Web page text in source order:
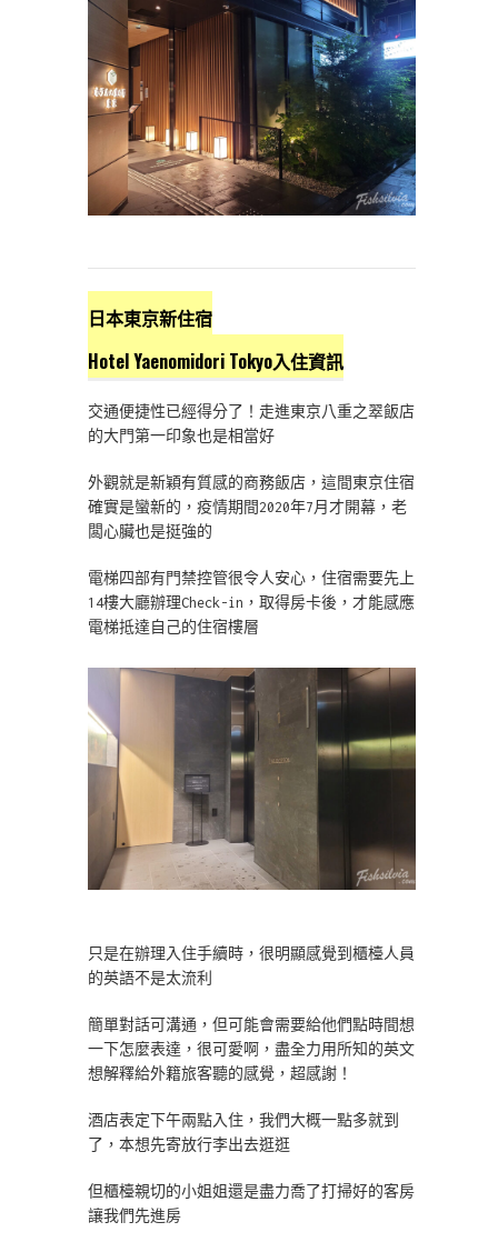
日本東京新住宿
Hotel Yaenomidori Tokyo入住資訊
交通便捷性已經得分了！走進東京八重之翠飯店
的大門第一印象也是相當好
外觀就是新穎有質感的商務飯店，這間東京住宿
確實是蠻新的，疫情期間2020年7月才開幕，老
闆心臟也是挺強的
電梯四部有門禁控管很令人安心，住宿需要先上
14樓大廳辦理Check-in，取得房卡後，才能感應
電梯抵達自己的住宿樓層
只是在辦理入住手續時，很明顯感覺到櫃檯人員
的英語不是太流利
簡單對話可溝通，但可能會需要給他們點時間想
一下怎麼表達，很可愛啊，盡全力用所知的英文
想解釋給外籍旅客聽的感覺，超感謝！
酒店表定下午兩點入住，我們大概一點多就到
了，本想先寄放行李出去逛逛
但櫃檯親切的小姐姐還是盡力喬了打掃好的客房
讓我們先進房